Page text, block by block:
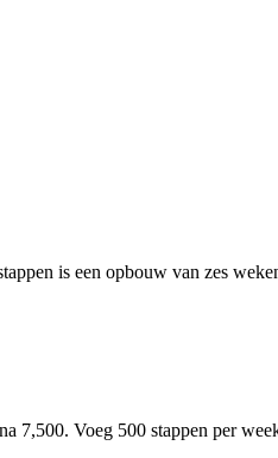
is een opbouw van zes
7,500. Voeg 500 stappen per